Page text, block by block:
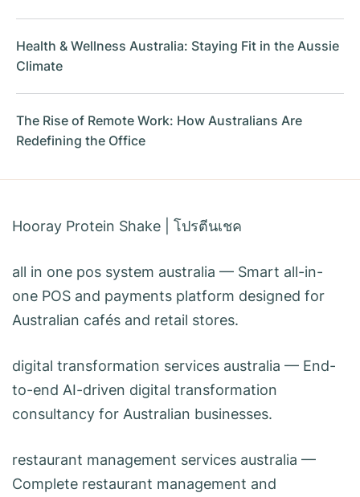
Health & Wellness Australia: Staying Fit in the Aussie
Climate
The Rise of Remote Work: How Australians Are
Redefining the Office
Hooray Protein Shake โปรตีนเชค
all in one pos system australia — Smart all-in-
one POS and payments platform designed for
Australian cafés and retail stores.
digital transformation services australia — End-
to-end AI-driven digital transformation
consultancy for Australian businesses.
restaurant management services australia —
Complete restaurant management and